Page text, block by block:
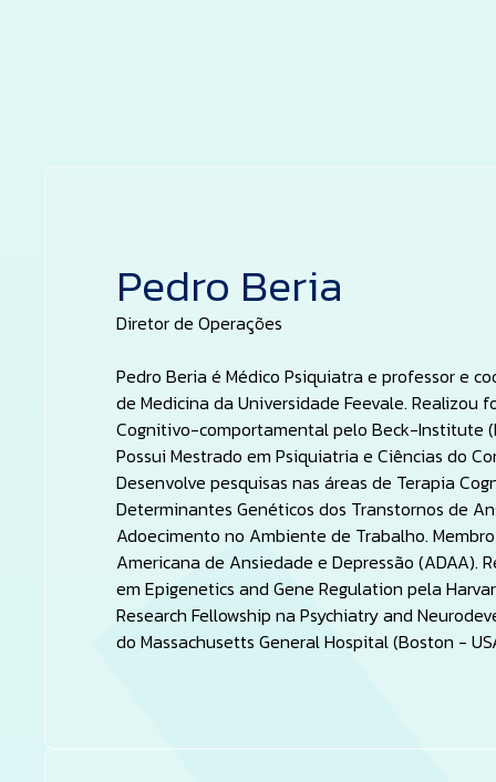
Pedro Beria
Diretor de Operações
Pedro Beria é Médico Psiquiatra e professor e
de Medicina da Universidade Feevale. Realizou
Cognitivo-comportamental pelo Beck-Institute
Possui Mestrado em Psiquiatria e Ciências do
Desenvolve pesquisas nas áreas de Terapia
Determinantes Genéticos dos Transtornos de
Adoecimento no Ambiente de Trabalho.
Americana de Ansiedade e Depressão (ADAA).
em Epigenetics and Gene Regulation pela
Research Fellowship na Psychiatry and
do Massachusetts General Hospital (Boston -